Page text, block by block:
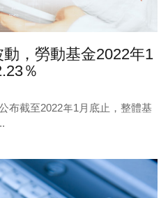
，勞動基金2022年1
％
布截至2022年1月底止，整體基